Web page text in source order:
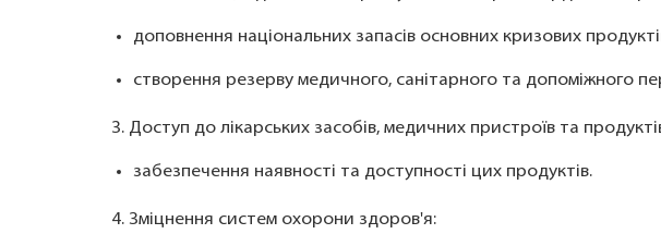
доповнення національних запасів основних кризових
створення резерву медичного, санітарного та допоміжного
3. Доступ до лікарських засобів, медичних пристроїв та
забезпечення наявності та доступності цих продуктів.
4. Зміцнення систем охорони здоров'я: